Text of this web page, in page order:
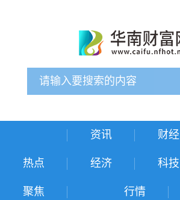
资讯 财经
热点 经济 科技
聚焦 行情